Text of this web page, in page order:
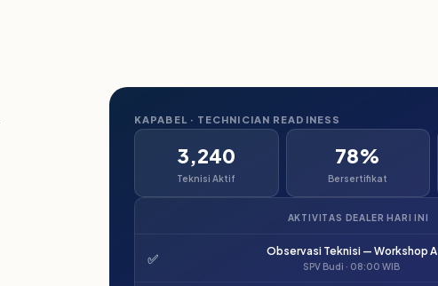
KAPABEL · TECHNICIAN READINESS
3,240
Teknisi Aktif
78%
Bersertifikat
AKTIVITAS DEALER HARI INI
✅ Observasi Teknisi — Workshop A
SPV Budi · 08:00 WIB